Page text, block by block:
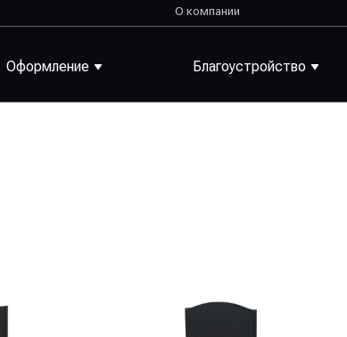
О компании
Оформление Благоустройство